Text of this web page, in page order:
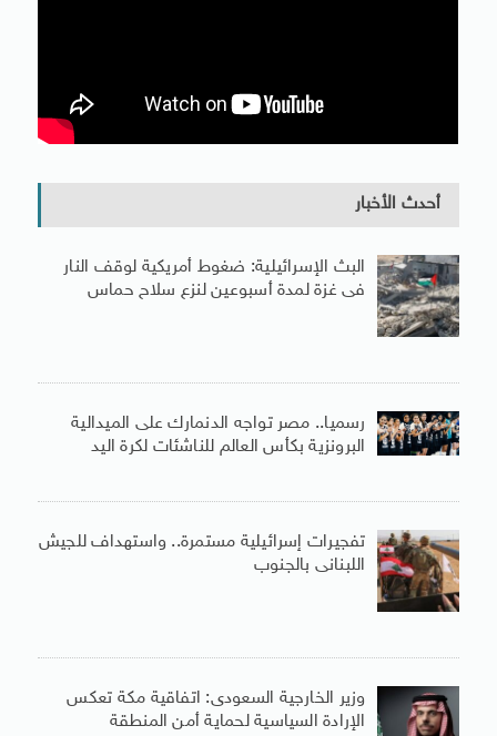
أحدث الأخبار
البث الإسرائيلية: ضغوط أمريكية لوقف النار
فى غزة لمدة أسبوعين لنزع سلاح حماس
رسميا.. مصر تواجه الدنمارك على الميدالية
البرونزية بكأس العالم للناشئات لكرة اليد
تفجيرات إسرائيلية مستمرة.. واستهداف للجيش
اللبنانى بالجنوب
وزير الخارجية السعودى: اتفاقية مكة تعكس
الإرادة السياسية لحماية أمن المنطقة